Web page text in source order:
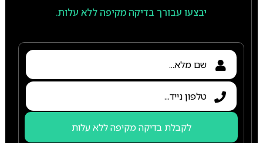
יבצעו עבורך בדיקה מקיפה ללא עלות.
לקבלת בדיקה מקיפה ללא עלות